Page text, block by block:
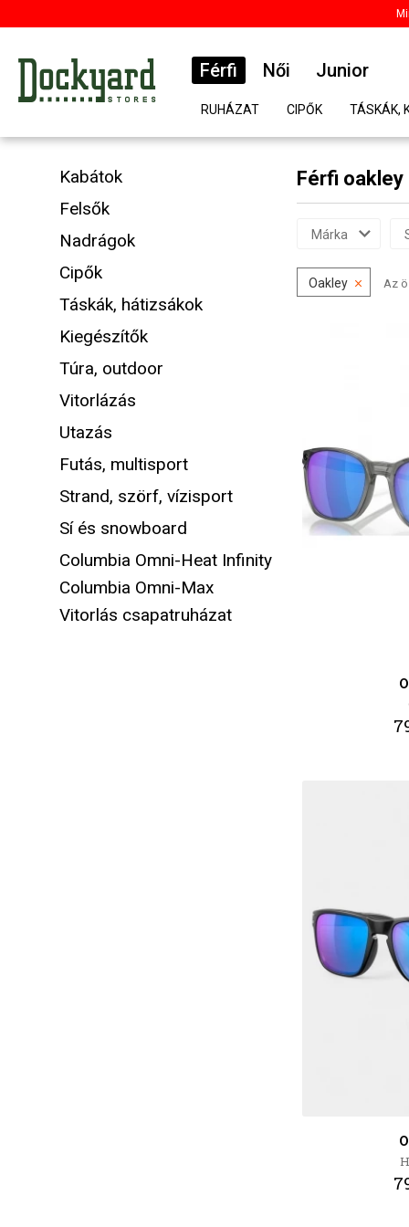
Férfi Női Junior
RUHÁZAT CIPŐK TÁSKÁK,
Kabátok
Felsők
Nadrágok
Cipők
Táskák, hátizsákok
Kiegészítők
Túra, outdoor
Vitorlázás
Utazás
Futás, multisport
Strand, szörf, vízisport
Sí és snowboard
Columbia Omni-Heat Infinity
Columbia Omni-Max
Vitorlás csapatruházat
Férfi oakley
Márka
Oakley Az